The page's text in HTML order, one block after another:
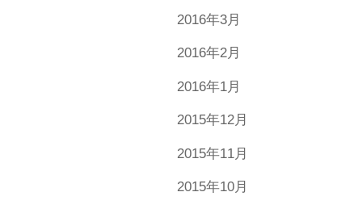
2016年3月
2016年2月
2016年1月
2015年12月
2015年11月
2015年10月